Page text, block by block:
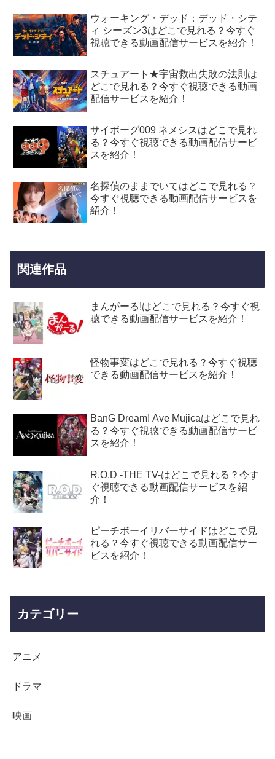
ウォーキング・デッド：デッド・シテ
ィ シーズン3はどこで見れる？今すぐ
視聴できる動画配信サービスを紹介！
スチュアート★宇宙救出失敗の法則は
どこで見れる？今すぐ視聴できる動画
配信サービスを紹介！
サイボーグ009 ネメシスはどこで見れ
る？今すぐ視聴できる動画配信サービ
スを紹介！
名探偵のままでいてはどこで見れる？
今すぐ視聴できる動画配信サービスを
紹介！
関連作品
まんがーる!はどこで見れる？今すぐ視
聴できる動画配信サービスを紹介！
怪物事変はどこで見れる？今すぐ視聴
できる動画配信サービスを紹介！
BanG Dream! Ave Mujicaはどこで見れ
る？今すぐ視聴できる動画配信サービ
スを紹介！
R.O.D -THE TV-はどこで見れる？今す
ぐ視聴できる動画配信サービスを紹
介！
ピーチボーイリバーサイドはどこで見
れる？今すぐ視聴できる動画配信サー
ビスを紹介！
カテゴリー
アニメ
ドラマ
映画